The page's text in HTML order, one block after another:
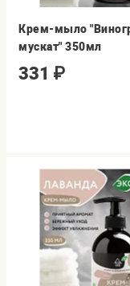
Крем-мыло
мускат" 350мл
331 ₽